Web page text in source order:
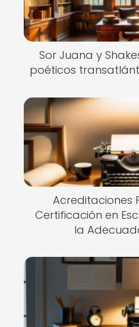
Sor Juana y
poéticos
Acreditaciones
Certificación en
la